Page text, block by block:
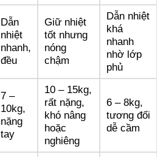
Dẫn
nhiệt
nhanh,
đều
Giữ nhiệt
tốt nhưng
nóng
chậm
Dẫn nhiệt
khá
nhanh
nhờ lớp
phủ
7 –
10kg,
nặng
tay
10 – 15kg,
rất nặng,
khó nâng
hoặc
nghiêng
6 – 8kg,
tương đối
dễ cầm